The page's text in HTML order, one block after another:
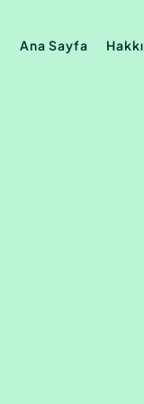
Ana Sayfa